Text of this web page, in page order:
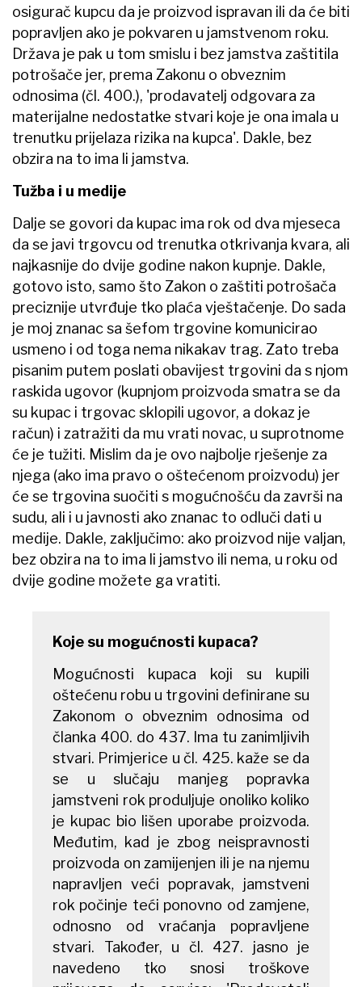
osigurač kupcu da je proizvod ispravan ili da će biti
popravljen ako je pokvaren u jamstvenom roku.
Država je pak u tom smislu i bez jamstva zaštitila
potrošače jer, prema Zakonu o obveznim
odnosima (čl. 400.), 'prodavatelj odgovara za
materijalne nedostatke stvari koje je ona imala u
trenutku prijelaza rizika na kupca'. Dakle, bez
obzira na to ima li jamstva.
Tužba i u medije
Dalje se govori da kupac ima rok od dva mjeseca
da se javi trgovcu od trenutka otkrivanja kvara, ali
najkasnije do dvije godine nakon kupnje. Dakle,
gotovo isto, samo što Zakon o zaštiti potrošača
preciznije utvrđuje tko plaća vještačenje. Do sada
je moj znanac sa šefom trgovine komunicirao
usmeno i od toga nema nikakav trag. Zato treba
pisanim putem poslati obavijest trgovini da s njom
raskida ugovor (kupnjom proizvoda smatra se da
su kupac i trgovac sklopili ugovor, a dokaz je
račun) i zatražiti da mu vrati novac, u suprotnome
će je tužiti. Mislim da je ovo najbolje rješenje za
njega (ako ima pravo o oštećenom proizvodu) jer
će se trgovina suočiti s mogućnošću da završi na
sudu, ali i u javnosti ako znanac to odluči dati u
medije. Dakle, zaključimo: ako proizvod nije valjan,
bez obzira na to ima li jamstvo ili nema, u roku od
dvije godine možete ga vratiti.
Koje su mogućnosti kupaca?
Mogućnosti kupaca koji su kupili
oštećenu robu u trgovini definirane su
Zakonom o obveznim odnosima od
članka 400. do 437. Ima tu zanimljivih
stvari. Primjerice u čl. 425. kaže se da
se u slučaju manjeg popravka
jamstveni rok produljuje onoliko koliko
je kupac bio lišen uporabe proizvoda.
Međutim, kad je zbog neispravnosti
proizvoda on zamijenjen ili je na njemu
napravljen veći popravak, jamstveni
rok počinje teći ponovno od zamjene,
odnosno od vraćanja popravljene
stvari. Također, u čl. 427. jasno je
navedeno tko snosi troškove